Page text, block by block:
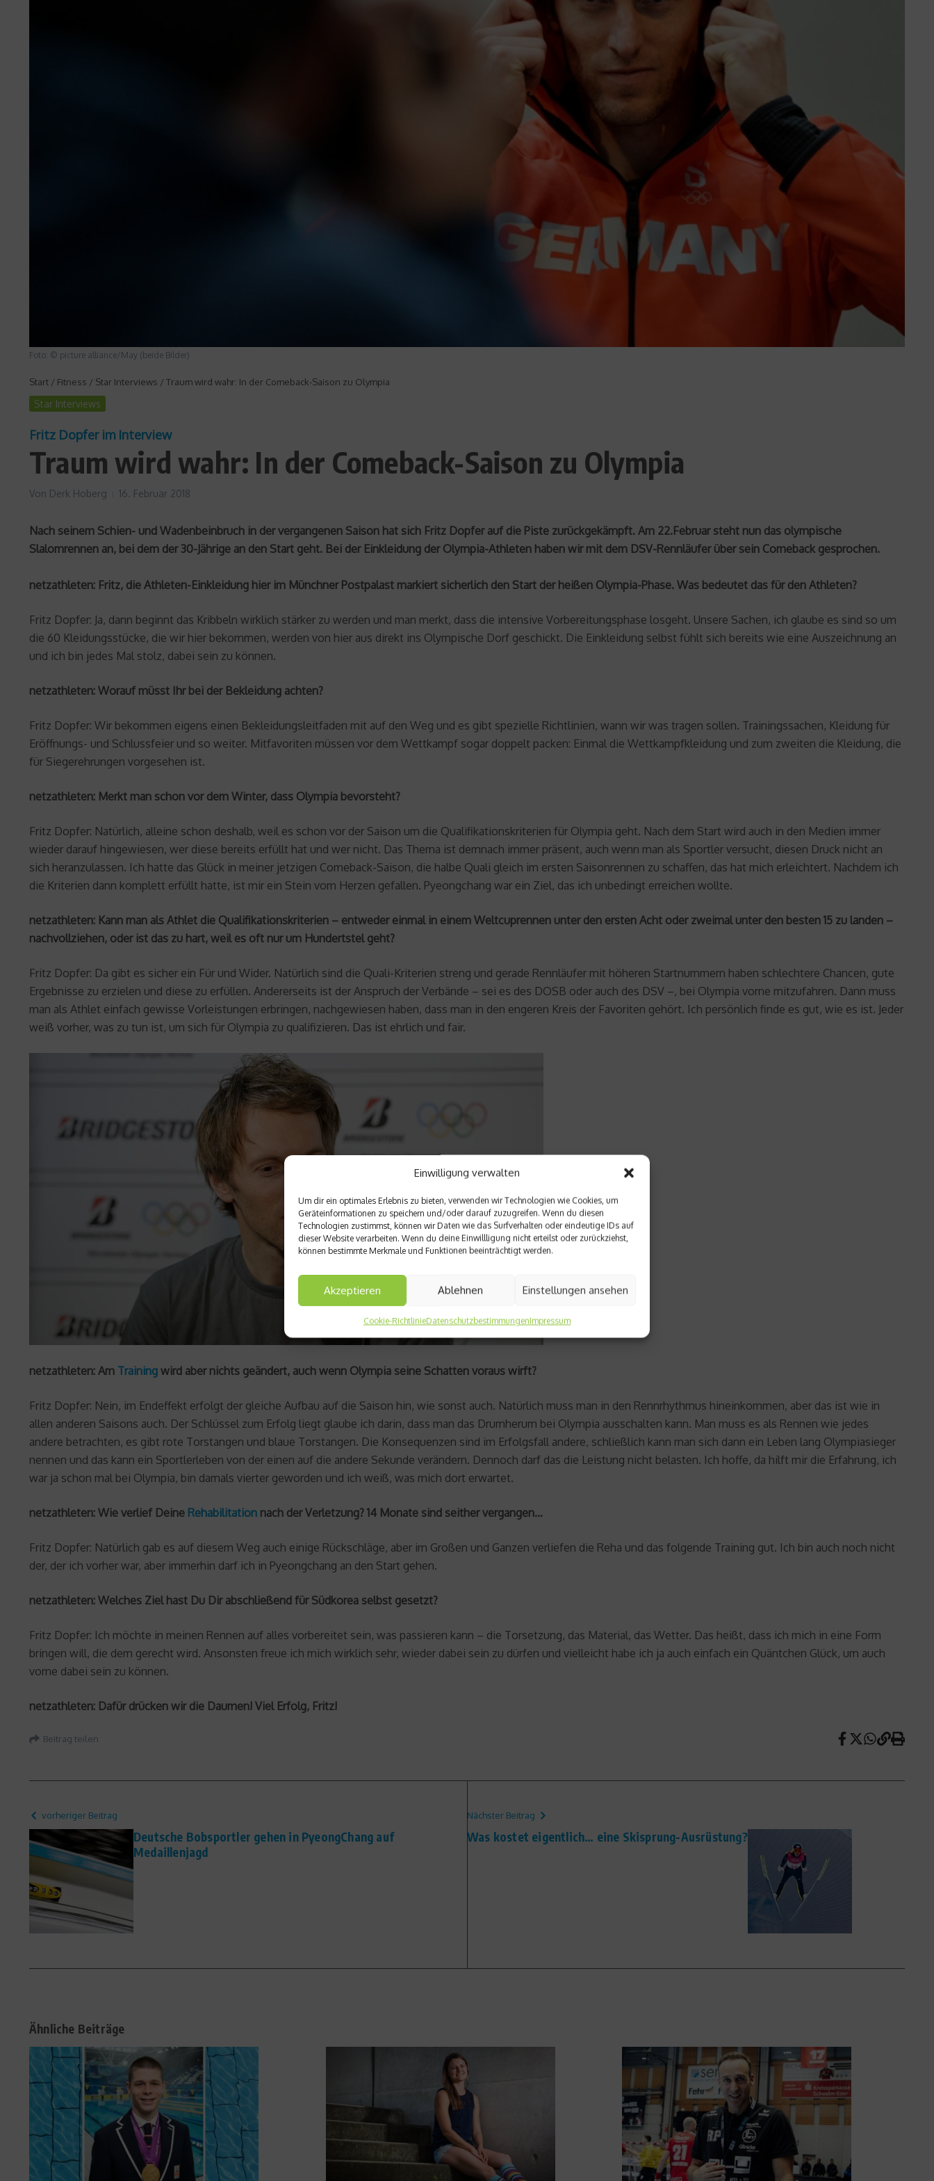
Einwilligung verwalten
Um dir ein optimales Erlebnis zu bieten, verwenden wir Technologien wie Cookies, um
Geräteinformationen zu speichern und/oder darauf zuzugreifen. Wenn du diesen
Technologien zustimmst, können wir Daten wie das Surfverhalten oder eindeutige IDs auf
dieser Website verarbeiten. Wenn du deine Einwillligung nicht erteilst oder zurückziehst,
können bestimmte Merkmale und Funktionen beeinträchtigt werden.
Akzeptieren Ablehnen Einstellungen ansehen
Cookie-RichtlinieDatenschutzbestimmungenImpressum
Foto: © picture alliance/May (beide Bilder)
Start / Fitness / Star Interviews / Traum wird wahr: In der Comeback-Saison zu Olympia
Star Interviews
Fritz Dopfer im Interview
Traum wird wahr: In der Comeback-Saison zu Olympia
Von Derk Hoberg 16. Februar 2018
Nach seinem Schien- und Wadenbeinbruch in der vergangenen Saison hat sich Fritz Dopfer auf die Piste zurückgekämpft. Am 22.Februar steht nun das olympische
Slalomrennen an, bei dem der 30-Jährige an den Start geht. Bei der Einkleidung der Olympia-Athleten haben wir mit dem DSV-Rennläufer über sein Comeback gesprochen.
netzathleten: Fritz, die Athleten-Einkleidung hier im Münchner Postpalast markiert sicherlich den Start der heißen Olympia-Phase. Was bedeutet das für den Athleten?
Fritz Dopfer: Ja, dann beginnt das Kribbeln wirklich stärker zu werden und man merkt, dass die intensive Vorbereitungsphase losgeht. Unsere Sachen, ich glaube es sind so um
die 60 Kleidungsstücke, die wir hier bekommen, werden von hier aus direkt ins Olympische Dorf geschickt. Die Einkleidung selbst fühlt sich bereits wie eine Auszeichnung an
und ich bin jedes Mal stolz, dabei sein zu können.
netzathleten: Worauf müsst Ihr bei der Bekleidung achten?
Fritz Dopfer: Wir bekommen eigens einen Bekleidungsleitfaden mit auf den Weg und es gibt spezielle Richtlinien, wann wir was tragen sollen. Trainingssachen, Kleidung für
Eröffnungs- und Schlussfeier und so weiter. Mitfavoriten müssen vor dem Wettkampf sogar doppelt packen: Einmal die Wettkampfkleidung und zum zweiten die Kleidung, die
für Siegerehrungen vorgesehen ist.
netzathleten: Merkt man schon vor dem Winter, dass Olympia bevorsteht?
Fritz Dopfer: Natürlich, alleine schon deshalb, weil es schon vor der Saison um die Qualifikationskriterien für Olympia geht. Nach dem Start wird auch in den Medien immer
wieder darauf hingewiesen, wer diese bereits erfüllt hat und wer nicht. Das Thema ist demnach immer präsent, auch wenn man als Sportler versucht, diesen Druck nicht an
sich heranzulassen. Ich hatte das Glück in meiner jetzigen Comeback-Saison, die halbe Quali gleich im ersten Saisonrennen zu schaffen, das hat mich erleichtert. Nachdem ich
die Kriterien dann komplett erfüllt hatte, ist mir ein Stein vom Herzen gefallen. Pyeongchang war ein Ziel, das ich unbedingt erreichen wollte.
netzathleten: Kann man als Athlet die Qualifikationskriterien – entweder einmal in einem Weltcuprennen unter den ersten Acht oder zweimal unter den besten 15 zu landen –
nachvollziehen, oder ist das zu hart, weil es oft nur um Hundertstel geht?
Fritz Dopfer: Da gibt es sicher ein Für und Wider. Natürlich sind die Quali-Kriterien streng und gerade Rennläufer mit höheren Startnummern haben schlechtere Chancen, gute
Ergebnisse zu erzielen und diese zu erfüllen. Andererseits ist der Anspruch der Verbände – sei es des DOSB oder auch des DSV –, bei Olympia vorne mitzufahren. Dann muss
man als Athlet einfach gewisse Vorleistungen erbringen, nachgewiesen haben, dass man in den engeren Kreis der Favoriten gehört. Ich persönlich finde es gut, wie es ist. Jeder
weiß vorher, was zu tun ist, um sich für Olympia zu qualifizieren. Das ist ehrlich und fair.
netzathleten: Am Training wird aber nichts geändert, auch wenn Olympia seine Schatten voraus wirft?
Fritz Dopfer: Nein, im Endeffekt erfolgt der gleiche Aufbau auf die Saison hin, wie sonst auch. Natürlich muss man in den Rennrhythmus hineinkommen, aber das ist wie in
allen anderen Saisons auch. Der Schlüssel zum Erfolg liegt glaube ich darin, dass man das Drumherum bei Olympia ausschalten kann. Man muss es als Rennen wie jedes
andere betrachten, es gibt rote Torstangen und blaue Torstangen. Die Konsequenzen sind im Erfolgsfall andere, schließlich kann man sich dann ein Leben lang Olympiasieger
nennen und das kann ein Sportlerleben von der einen auf die andere Sekunde verändern. Dennoch darf das die Leistung nicht belasten. Ich hoffe, da hilft mir die Erfahrung, ich
war ja schon mal bei Olympia, bin damals vierter geworden und ich weiß, was mich dort erwartet.
netzathleten: Wie verlief Deine Rehabilitation nach der Verletzung? 14 Monate sind seither vergangen…
Fritz Dopfer: Natürlich gab es auf diesem Weg auch einige Rückschläge, aber im Großen und Ganzen verliefen die Reha und das folgende Training gut. Ich bin auch noch nicht
der, der ich vorher war, aber immerhin darf ich in Pyeongchang an den Start gehen.
netzathleten: Welches Ziel hast Du Dir abschließend für Südkorea selbst gesetzt?
Fritz Dopfer: Ich möchte in meinen Rennen auf alles vorbereitet sein, was passieren kann – die Torsetzung, das Material, das Wetter. Das heißt, dass ich mich in eine Form
bringen will, die dem gerecht wird. Ansonsten freue ich mich wirklich sehr, wieder dabei sein zu dürfen und vielleicht habe ich ja auch einfach ein Quäntchen Glück, um auch
vorne dabei sein zu können.
netzathleten: Dafür drücken wir die Daumen! Viel Erfolg, Fritz!
Beitrag teilen
vorheriger Beitrag
Deutsche Bobsportler gehen in PyeongChang auf
Medaillenjagd
Nächster Beitrag
Was kostet eigentlich… eine Skisprung-Ausrüstung?
Ähnliche Beiträge